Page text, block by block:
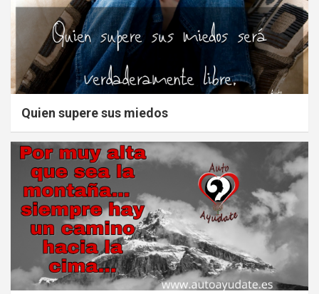
Quien supere sus miedos